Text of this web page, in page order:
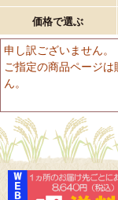
価格で選ぶ
申し訳ございません。
ご指定の商品ページ
ん。